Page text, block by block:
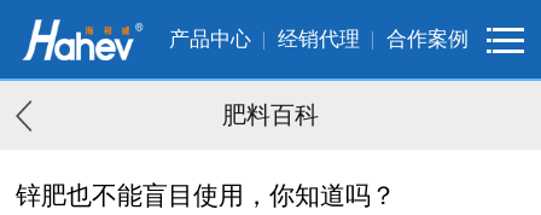
产品中心 经销代理 合作案例
肥料百科
锌肥也不能盲目使用，你知道吗？